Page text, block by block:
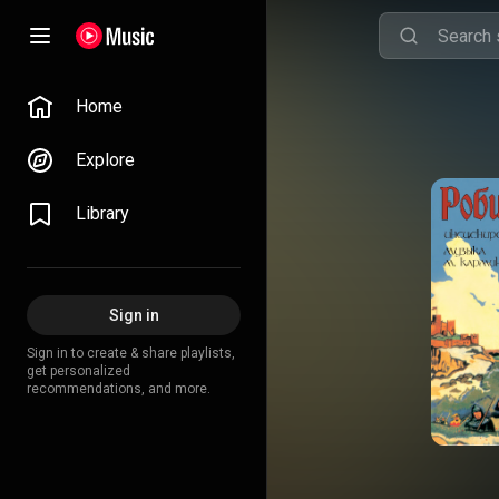
Home
Explore
Library
Sign in
Sign in to create & share playlists,
get personalized
recommendations, and more.